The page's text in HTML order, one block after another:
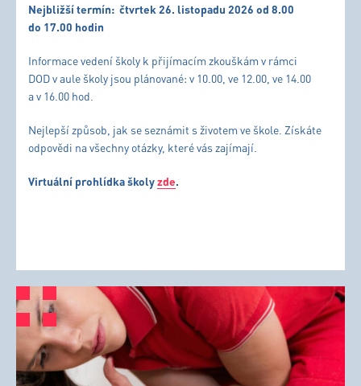
Nejbližší termín: čtvrtek 26. listopadu 2026 od 8.00
do 17.00 hodin
Informace vedení školy k přijímacím zkouškám v rámci
DOD v aule školy jsou plánované: v 10.00, ve 12.00, ve 14.00
a v 16.00 hod.
Nejlepší způsob, jak se seznámit s životem ve škole. Získáte
odpovědi na všechny otázky, které vás zajímají.
Virtuální prohlídka školyzde.